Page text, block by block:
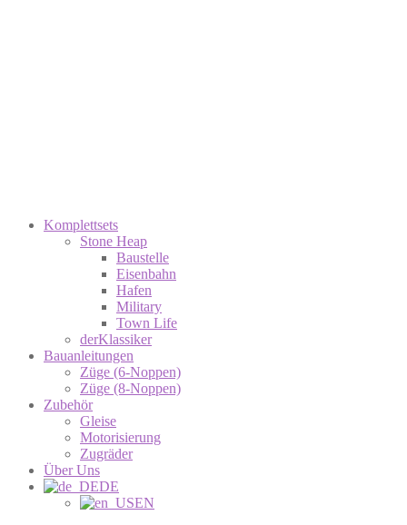
Komplettsets
Stone Heap
Baustelle
Eisenbahn
Hafen
Military
Town Life
derKlassiker
Bauanleitungen
Züge (6-Noppen)
Züge (8-Noppen)
Zubehör
Gleise
Motorisierung
Zugräder
Über Uns
DE
EN